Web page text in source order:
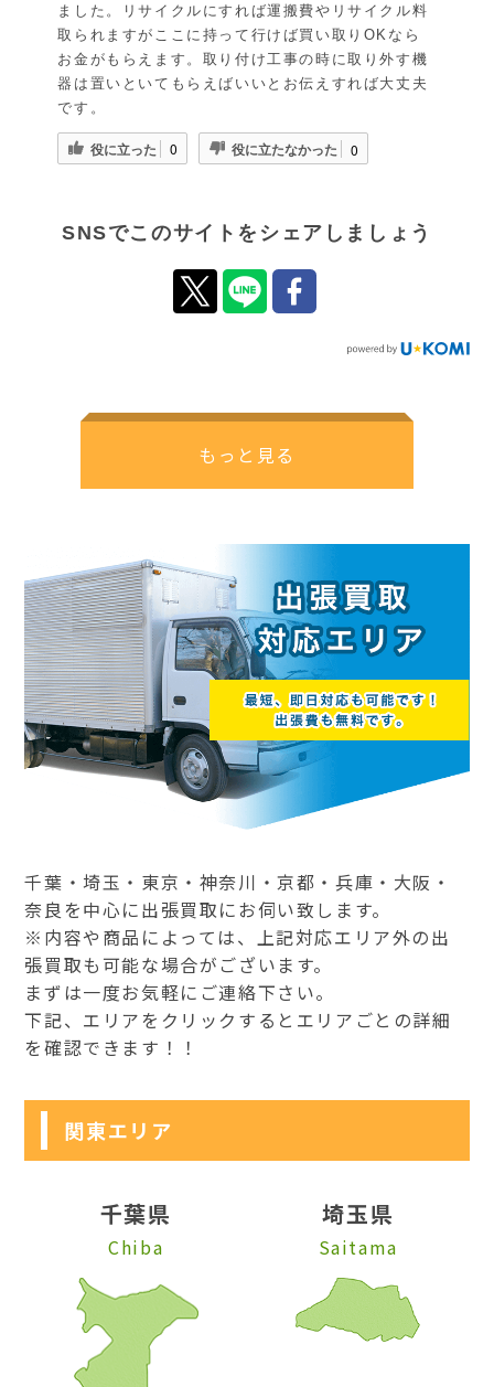
ました。リサイクルにすれば運搬費やリサイクル料
取られますがここに持って行けば買い取りOKなら
お金がもらえます。取り付け工事の時に取り外す機
器は置いといてもらえばいいとお伝えすれば大丈夫
です。
役に立った 0 役に立たなかった 0
SNSでこのサイトをシェアしましょう
もっと見る
千葉・埼玉・東京・神奈川・京都・兵庫・大阪・
奈良を中心に出張買取にお伺い致します。
※内容や商品によっては、上記対応エリア外の出
張買取も可能な場合がございます。
まずは一度お気軽にご連絡下さい。
下記、エリアをクリックするとエリアごとの詳細
を確認できます！！
関東エリア
千葉県
Chiba
埼玉県
Saitama